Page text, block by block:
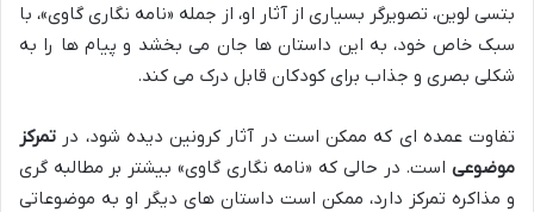
بتسی لوین، تصویرگر بسیاری از آثار او، از جمله «نامه نگاری گاوی»، با
سبک خاص خود، به این داستان ها جان می بخشد و پیام ها را به
شکلی بصری و جذاب برای کودکان قابل درک می کند.
تفاوت عمده ای که ممکن است در آثار کرونین دیده شود، در تمرکز
موضوعی است. در حالی که «نامه نگاری گاوی» بیشتر بر مطالبه گری
و مذاکره تمرکز دارد، ممکن است داستان های دیگر او به موضوعاتی